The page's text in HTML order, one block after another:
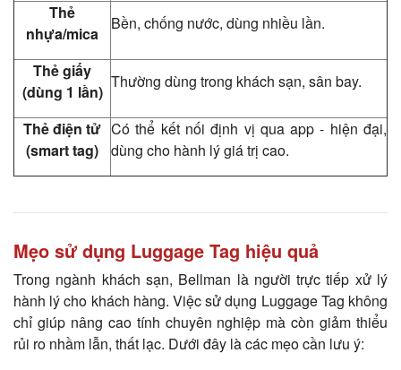
Thẻ
nhựa/mica
Bền, chống nước, dùng nhiều lần.
Thẻ giấy
(dùng 1 lần)
Thường dùng trong khách sạn, sân bay.
Thẻ điện tử
(smart tag)
Có thể kết nối định vị qua app - hiện đại,
dùng cho hành lý giá trị cao.
Mẹo sử dụng Luggage Tag hiệu quả
Trong ngành khách sạn, Bellman là người trực tiếp xử lý
hành lý cho khách hàng. Việc sử dụng Luggage Tag không
chỉ giúp nâng cao tính chuyên nghiệp mà còn giảm thiểu
rủi ro nhầm lẫn, thất lạc. Dưới đây là các mẹo cần lưu ý: